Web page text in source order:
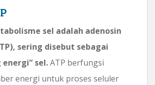
sel adalah adenosin
sering disebut sebagai
sel.ATP berfungsi
energi untuk proses seluler